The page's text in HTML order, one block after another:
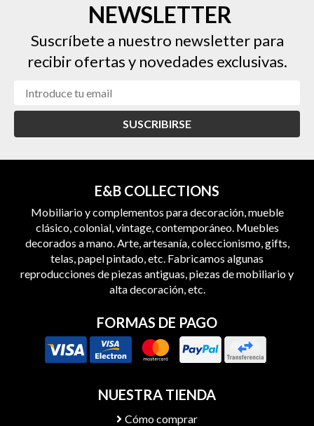
NEWSLETTER
Suscríbete a nuestro newsletter para
recibir ofertas y novedades exclusivas.
SUSCRIBIRSE
E&B COLLECTIONS
Mobiliario y complementos para decoración, mueble
clásico, colonial, vintage, contemporáneo. Muebles
decorados a mano. Arte, artesanía, coleccionismo, gifts,
telas, papel pintado, etc. Fabricamos algunas
reproducciones de piezas antiguas, piezas de mobiliario y
alta decoración, etc.
FORMAS DE PAGO
NUESTRA TIENDA
Cómo comprar